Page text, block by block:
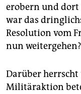
veranstaltungen
shop
fragen & hilfe
abo
erobern und
war das
Resolution vom
nun weitergehen?
Darüber
Militäraktion